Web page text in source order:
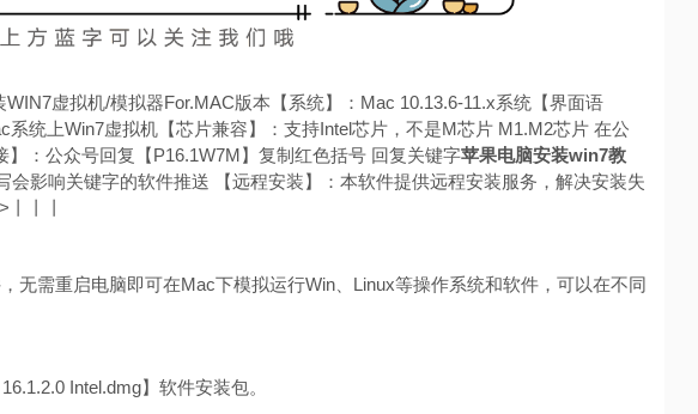
虚拟机/模拟器For.MAC版本【系统】：Mac 10.13.6-11.x系统【界面语
统上Win7虚拟机【芯片兼容】：支持Intel芯片，不是M芯片 M1.M2芯片 在公
：公众号回复【P16.1W7M】复制红色括号 回复关键字苹果电脑安装win7教
会影响关键字的软件推送 【远程安装】：本软件提供远程安装服务，解决安装失
丨丨
无需重启电脑即可在Mac下模拟运行Win、Linux等操作系统和软件，可以在不同
Intel.dmg】软件安装包。